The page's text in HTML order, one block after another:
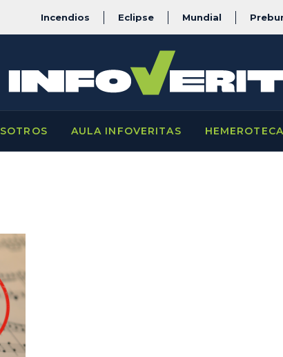
Incendios Eclipse Mundial
AULA INFOVERITAS HEMEROTECA